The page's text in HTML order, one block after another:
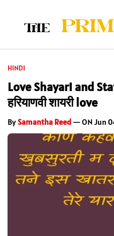
HINDI
Love Shayari and
हरियाणवी शायरी love
BySamantha Reed — ON Jun